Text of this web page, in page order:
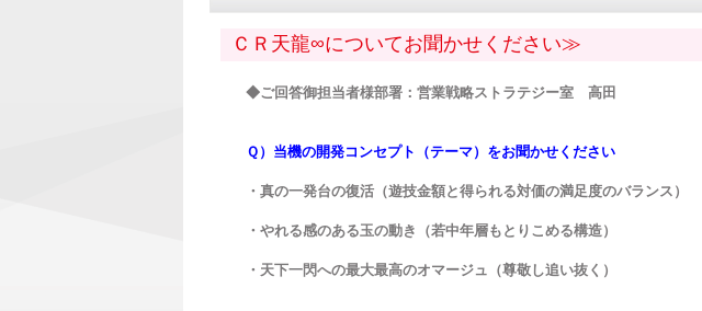
ＣＲ天龍∞についてお聞かせください≫
◆ご回答御担当者様部署：営業戦略ストラテジー室 高田
Ｑ）当機の開発コンセプト（テーマ）をお聞かせください
・真の一発台の復活（遊技金額と得られる対価の満足度のバランス）
・やれる感のある玉の動き（若中年層もとりこめる構造）
・天下一閃への最大最高のオマージュ（尊敬し追い抜く）